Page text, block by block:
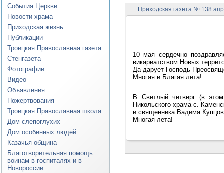
События Церкви
Новости храма
Приходская жизнь
Публикации
Троицкая Православная газета
Стенгазета
Фотографии
Видео
Объявления
Пожертвования
Троицкая Православная школа
Дом слепоглухих
Дом особенных людей
Казачья община
Благотворительная помощь
воинам в госпиталях и в
Новороссии
Приходская газета № 138
10 мая сердечно
викариатством Новых
Да дарует Господь
Многая и Благая лета!
В Светлый четверг (в
Никольского храма с.
и священника Вадима
Многая лета!